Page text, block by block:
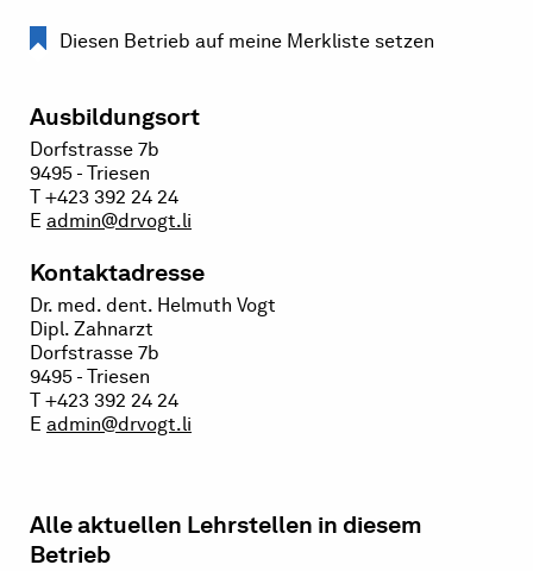
Diesen Betrieb auf meine Merkliste setzen
Ausbildungsort
Dorfstrasse 7b
9495 - Triesen
T +423 392 24 24
E admin@drvogt.li
Kontaktadresse
Dr. med. dent. Helmuth Vogt
Dipl. Zahnarzt
Dorfstrasse 7b
9495 - Triesen
T +423 392 24 24
E admin@drvogt.li
Alle aktuellen Lehrstellen in diesem
Betrieb